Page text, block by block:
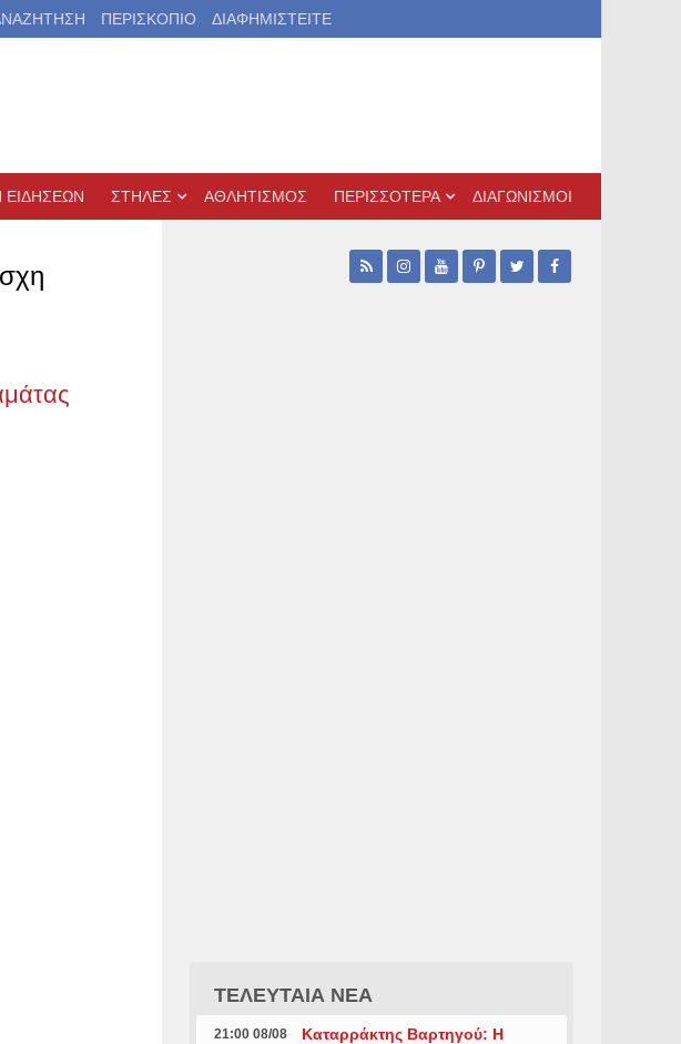
ΠΕΡΙΣΚΟΠΙΟ ΔΙΑΦΗΜΙΣΤΕΙΤΕ
ΕΙΔΗΣΕΩΝ ΣΤΗΛΕΣ ΑΘΛΗΤΙΣΜΟΣ ΠΕΡΙΣΣΟΤΕΡΑ ΔΙΑΓΩΝΙΣΜΟΙ
ΤΕΛΕΥΤΑΙΑ ΝΕΑ
21:00 08/08
Καταρράκτης Βαρτηγού: Η